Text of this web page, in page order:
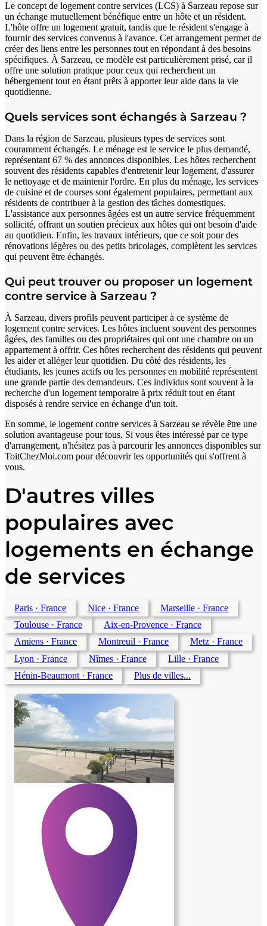
Le concept de logement contre services (LCS) à Sarzeau repose sur
un échange mutuellement bénéfique entre un hôte et un résident.
L'hôte offre un logement gratuit, tandis que le résident s'engage à
fournir des services convenus à l'avance. Cet arrangement permet de
créer des liens entre les personnes tout en répondant à des besoins
spécifiques. À Sarzeau, ce modèle est particulièrement prisé, car il
offre une solution pratique pour ceux qui recherchent un
hébergement tout en étant prêts à apporter leur aide dans la vie
quotidienne.
Quels services sont échangés à Sarzeau ?
Dans la région de Sarzeau, plusieurs types de services sont
couramment échangés. Le ménage est le service le plus demandé,
représentant 67 % des annonces disponibles. Les hôtes recherchent
souvent des résidents capables d'entretenir leur logement, d'assurer
le nettoyage et de maintenir l'ordre. En plus du ménage, les services
de cuisine et de courses sont également populaires, permettant aux
résidents de contribuer à la gestion des tâches domestiques.
L'assistance aux personnes âgées est un autre service fréquemment
sollicité, offrant un soutien précieux aux hôtes qui ont besoin d'aide
au quotidien. Enfin, les travaux intérieurs, que ce soit pour des
rénovations légères ou des petits bricolages, complètent les services
qui peuvent être échangés.
Qui peut trouver ou proposer un logement
contre service à Sarzeau ?
À Sarzeau, divers profils peuvent participer à ce système de
logement contre services. Les hôtes incluent souvent des personnes
âgées, des familles ou des propriétaires qui ont une chambre ou un
appartement à offrir. Ces hôtes recherchent des résidents qui peuvent
les aider et alléger leur quotidien. Du côté des résidents, les
étudiants, les jeunes actifs ou les personnes en mobilité représentent
une grande partie des demandeurs. Ces individus sont souvent à la
recherche d'un logement temporaire à prix réduit tout en étant
disposés à rendre service en échange d'un toit.
En somme, le logement contre services à Sarzeau se révèle être une
solution avantageuse pour tous. Si vous êtes intéressé par ce type
d'arrangement, n'hésitez pas à parcourir les annonces disponibles sur
ToitChezMoi.com pour découvrir les opportunités qui s'offrent à
vous.
D'autres villes
populaires avec
logements en échange
de services
Paris · France Nice · France Marseille · France
Toulouse · France Aix-en-Provence · France
Amiens · France Montreuil · France Metz · France
Lyon · France Nîmes · France Lille · France
Hénin-Beaumont · France Plus de villes...